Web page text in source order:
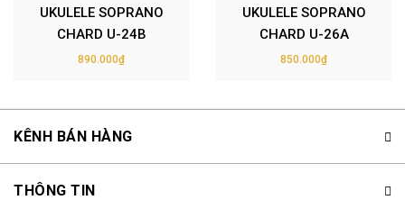
UKULELE SOPRANO
CHARD U-24B
890.000₫
UKULELE SOPRANO
CHARD U-26A
850.000₫
KÊNH BÁN HÀNG
THÔNG TIN